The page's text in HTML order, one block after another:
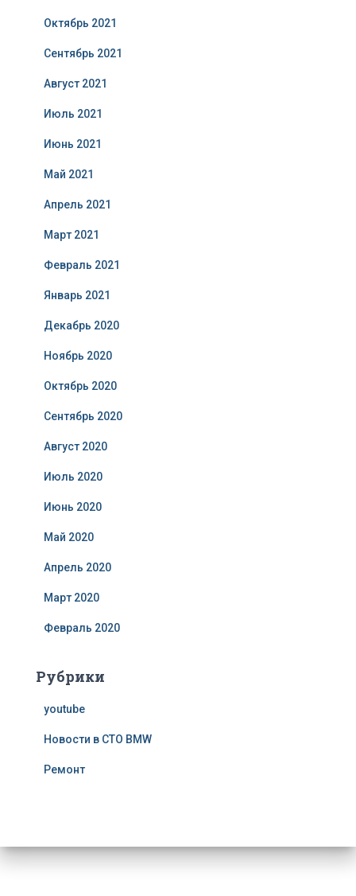
Октябрь 2021
Сентябрь 2021
Август 2021
Июль 2021
Июнь 2021
Май 2021
Апрель 2021
Март 2021
Февраль 2021
Январь 2021
Декабрь 2020
Ноябрь 2020
Октябрь 2020
Сентябрь 2020
Август 2020
Июль 2020
Июнь 2020
Май 2020
Апрель 2020
Март 2020
Февраль 2020
Рубрики
youtube
Новости в СТО BMW
Ремонт